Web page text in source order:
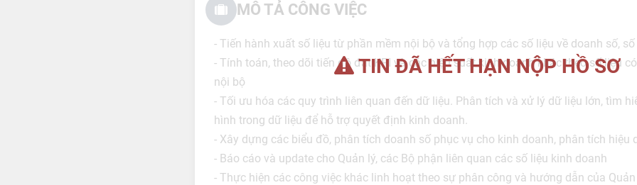
TIN ĐÃ HẾT HẠN NỘP HỒ SƠ
MÔ TẢ CÔNG VIỆC
- Tiến hành xuất số liệu từ phần mềm nội bộ và tổng hợp các số liệu về doanh số,
- Tính toán, theo dõi tiến độ đạt KPI và các hiệu suất kinh doanh khác theo số liệu
nội bộ
- Tối ưu hóa các quy trình liên quan đến dữ liệu. Phân tích và xử lý dữ liệu lớn, tìm
hình trong dữ liệu để hỗ trợ quyết định kinh doanh.
- Xây dựng các biểu đồ, phân tích doanh số phục vụ cho kinh doanh, phân tích hiệu
- Báo cáo và update cho Quản lý, các Bộ phận liên quan các số liệu kinh doanh
- Thực hiện các công việc khác linh hoạt theo sự phân công và hướng dẫn của